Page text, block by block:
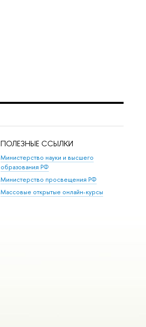
ПОЛЕЗНЫЕ ССЫЛКИ
Министерство науки и высшего
образования РФ
Министерство просвещения РФ
Массовые открытые онлайн-курсы